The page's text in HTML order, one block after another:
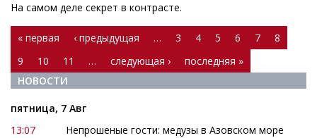
На самом деле секрет в контрасте.
Страницы
« первая ‹ предыдущая … 3 4 5 6 7
8
9
10 11 … следующая ›
последняя »
НОВОСТИ
пятница, 7 Авг
13:07
Непрошеные гости: медузы в Азовском море